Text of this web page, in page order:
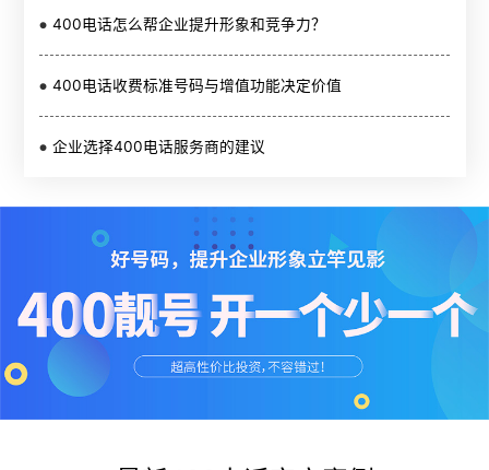
400电话怎么帮企业提升形象和竞争力？
400电话收费标准号码与增值功能决定价值
企业选择400电话服务商的建议